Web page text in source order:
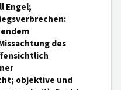
Engel;
des
objektive und